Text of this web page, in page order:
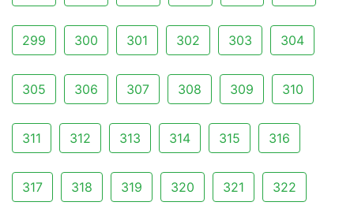
299 300 301 302 303 304
305 306 307 308 309 310
311 312 313 314 315 316
317 318 319 320 321 322